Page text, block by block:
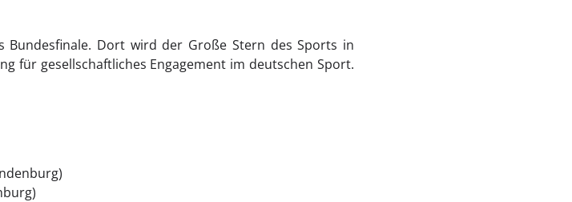
Bundesfinale. Dort wird der Große Stern des Sports in
für gesellschaftliches Engagement im deutschen Sport.